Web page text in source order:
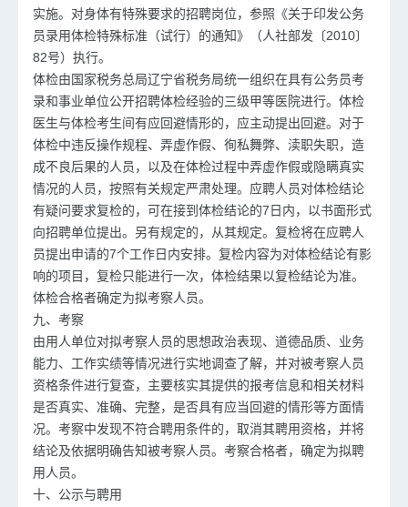
实施。对身体有特殊要求的招聘岗位，参照《关于印发公务
员录用体检特殊标准（试行）的通知》（人社部发〔2010〕
82号）执行。
体检由国家税务总局辽宁省税务局统一组织在具有公务员考
录和事业单位公开招聘体检经验的三级甲等医院进行。体检
医生与体检考生间有应回避情形的，应主动提出回避。对于
体检中违反操作规程、弄虚作假、徇私舞弊、渎职失职，造
成不良后果的人员，以及在体检过程中弄虚作假或隐瞒真实
情况的人员，按照有关规定严肃处理。应聘人员对体检结论
有疑问要求复检的，可在接到体检结论的7日内，以书面形式
向招聘单位提出。另有规定的，从其规定。复检将在应聘人
员提出申请的7个工作日内安排。复检内容为对体检结论有影
响的项目，复检只能进行一次，体检结果以复检结论为准。
体检合格者确定为拟考察人员。
九、考察
由用人单位对拟考察人员的思想政治表现、道德品质、业务
能力、工作实绩等情况进行实地调查了解，并对被考察人员
资格条件进行复查，主要核实其提供的报考信息和相关材料
是否真实、准确、完整，是否具有应当回避的情形等方面情
况。考察中发现不符合聘用条件的，取消其聘用资格，并将
结论及依据明确告知被考察人员。考察合格者，确定为拟聘
用人员。
十、公示与聘用